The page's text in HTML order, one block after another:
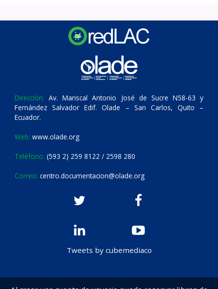
Dirección: Av. Mariscal Antonio José de Sucre N58-63 y
Fernández Salvador Edif. Olade – San Carlos, Quito –
Ecuador.
Web: www.olade.org
Teléfono: (593 2) 259 8122 / 2598 280
Correo: centro.documentacion@olade.org
Tweets by cubemediaco